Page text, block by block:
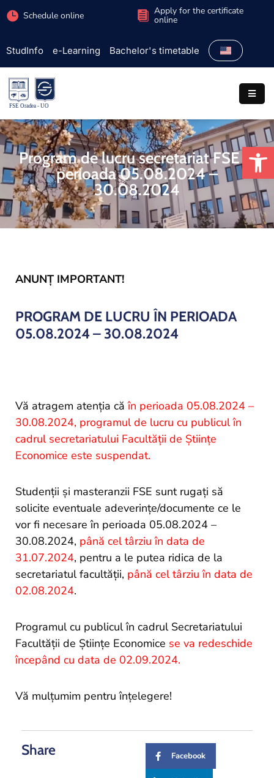
Schedule online Apply for the certificate
online
StudInfo e-Learning Bachelor's timetable
Faculty
Admission
Study
programs
Students
Research
International
and
Program de lucru secretariat FSE în
perioada 05.08.2024 –
30.08.2024
ANUNȚ IMPORTANT!
PROGRAM DE LUCRU ÎN PERIOADA
05.08.2024 – 30.08.2024
Vă atragem atenția că în perioada 05.08.2024 –
30.08.2024, programul de lucru cu publicul în
cadrul secretariatului Facultății de Științe
Economice este suspendat.
Studenții și masteranzii FSE sunt rugați să
solicite eventuale adeverințe/documente ce le
vor fi necesare în perioada 05.08.2024 –
30.08.2024, până cel târziu în data de
31.07.2024, pentru a le putea ridica de la
secretariatul facultății, până cel târziu în data de
02.08.2024.
Programul cu publicul în cadrul Secretariatului
Facultății de Științe Economice se va redeschide
începând cu data de 02.09.2024.
Vă mulțumim pentru înțelegere!
Share Facebook